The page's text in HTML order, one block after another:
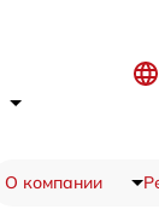
О компании